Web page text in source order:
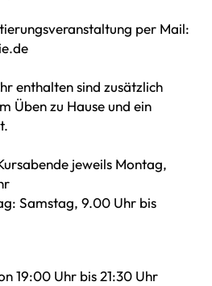
per Mail:
enthalten sind zusätzlich
Üben zu Hause und ein
jeweils Montag,
Samstag, 9.00 Uhr bis
19:00 Uhr bis 21:30 Uhr